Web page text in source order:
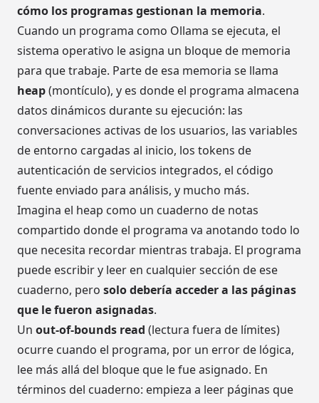
cómo los programas gestionan la memoria.
Cuando un programa como Ollama se ejecuta, el
sistema operativo le asigna un bloque de memoria
para que trabaje. Parte de esa memoria se llama
heap(montículo), y es donde el programa almacena
datos dinámicos durante su ejecución: las
conversaciones activas de los usuarios, las variables
de entorno cargadas al inicio, los tokens de
autenticación de servicios integrados, el código
fuente enviado para análisis, y mucho más.
Imagina el heap como un cuaderno de notas
compartido donde el programa va anotando todo lo
que necesita recordar mientras trabaja. El programa
puede escribir y leer en cualquier sección de ese
cuaderno, pero solo debería acceder a las páginas
que le fueron asignadas.
Un out-of-bounds read (lectura fuera de límites)
ocurre cuando el programa, por un error de lógica,
lee más allá del bloque que le fue asignado. En
términos del cuaderno: empieza a leer páginas que